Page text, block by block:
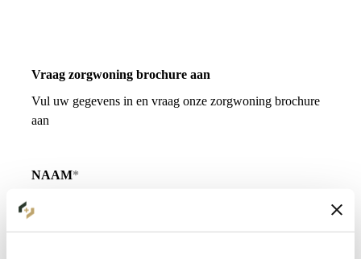
Vraag zorgwoning brochure aan
Vul uw gegevens in en vraag onze zorgwoning brochure
aan
NAAM